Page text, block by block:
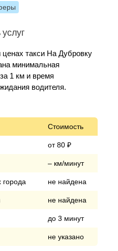
такси На Дубровку
минимальная
1 км и время
водителя.
Стоимость
от 80 ₽
– км/минут
города не найдена
не найдена
до 3 минут
не указано